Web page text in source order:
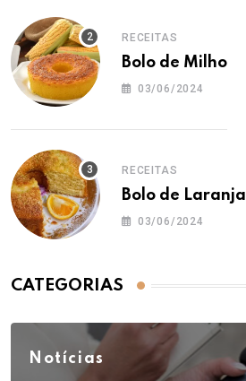
RECEITAS
Bolo de Milho
03/06/2024
RECEITAS
Bolo de Laranja
03/06/2024
CATEGORIAS
Notícias